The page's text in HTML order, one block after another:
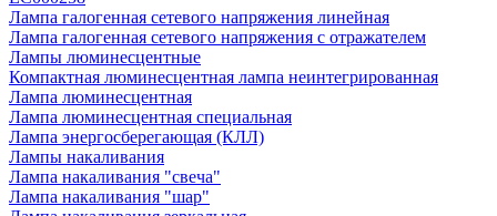
Лампа галогенная сетевого напряжения линейная
Лампа галогенная сетевого напряжения с отражателем
Лампы люминесцентные
Компактная люминесцентная лампа неинтегрированная
Лампа люминесцентная
Лампа люминесцентная специальная
Лампа энергосберегающая (КЛЛ)
Лампы накаливания
Лампа накаливания "свеча"
Лампа накаливания "шар"